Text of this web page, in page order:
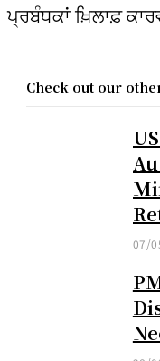
ਪ੍ਰਬੰਧਕਾਂ ਖ਼ਿਲਾਫ਼
Check out our
07/